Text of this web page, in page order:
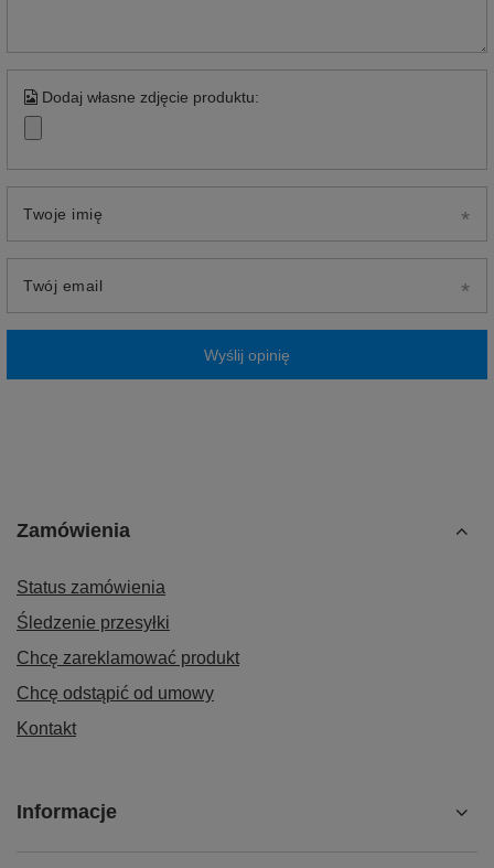
Dodaj własne zdjęcie produktu:
Twoje imię
Twój email
Wyślij opinię
Zamówienia
Status zamówienia
Śledzenie przesyłki
Chcę zareklamować produkt
Chcę odstąpić od umowy
Kontakt
Informacje